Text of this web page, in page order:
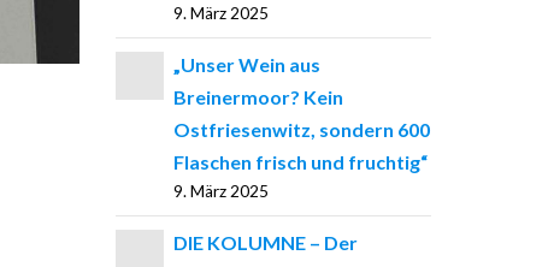
9. März 2025
„Unser Wein aus
Breinermoor? Kein
Ostfriesenwitz, sondern 600
Flaschen frisch und fruchtig“
9. März 2025
DIE KOLUMNE – Der